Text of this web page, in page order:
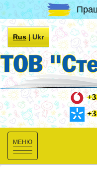
Rus|Ukr
Toggle
navigation